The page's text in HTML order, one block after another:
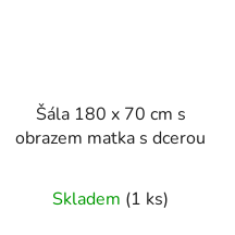
Šála 180 x 70 cm s
obrazem matka s dcerou
Skladem (1 ks)